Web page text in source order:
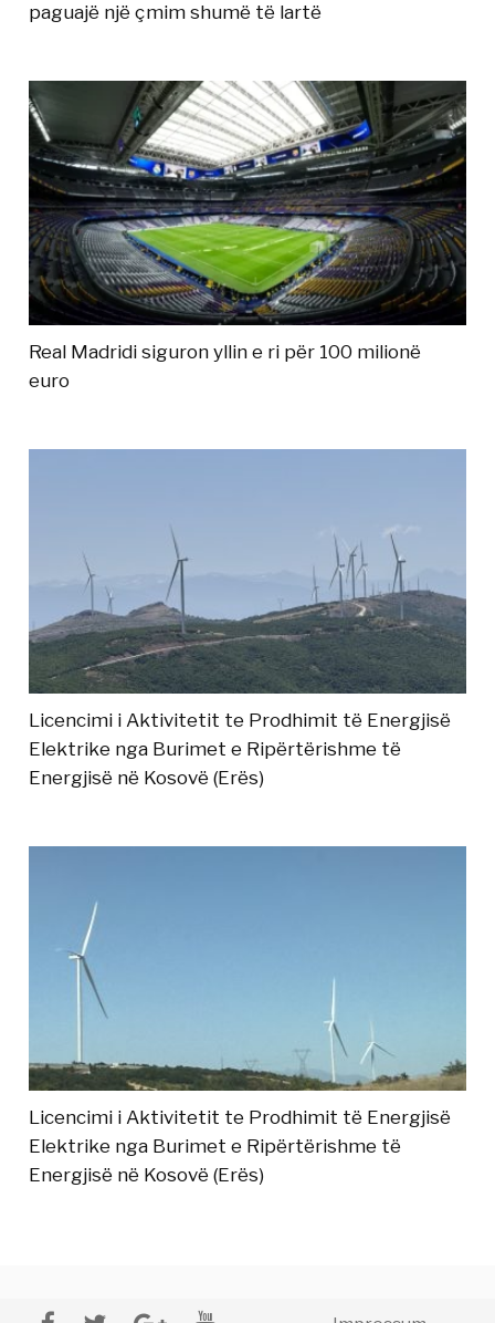
paguajë një çmim shumë të lartë
Real Madridi siguron yllin e ri për 100 milionë
euro
Licencimi i Aktivitetit te Prodhimit të Energjisë
Elektrike nga Burimet e Ripërtërishme të
Energjisë në Kosovë (Erës)
Licencimi i Aktivitetit te Prodhimit të Energjisë
Elektrike nga Burimet e Ripërtërishme të
Energjisë në Kosovë (Erës)